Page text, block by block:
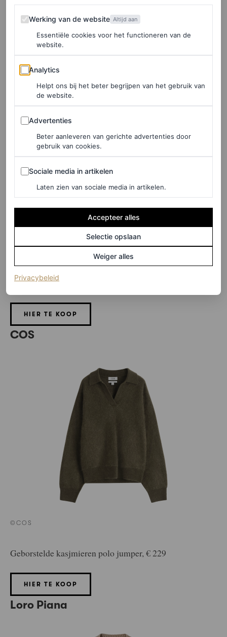
10 favorieten op een rij
PERNILLE HANSUM
ARCH4
©NET-A-PORTER
Chapman argyle cashmere sweater, € 675
HIER TE KOOP
COS
©COS
Geborstelde kasjmieren polo jumper, € 229
HIER TE KOOP
Loro Piana
Werking van de website
Werking van de website Altijd aan
Essentiële cookies voor het functioneren van de
website.
Analytics
Analytics
Helpt ons bij het beter begrijpen van het gebruik van
de website.
Advertenties
Advertenties
Beter aanleveren van gerichte advertenties door
gebruik van cookies.
Sociale media in artikelen
Sociale media in artikelen
Laten zien van sociale media in artikelen.
Accepteer alles
Selectie opslaan
Weiger alles
Privacybeleid